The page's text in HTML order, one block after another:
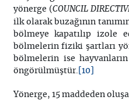
yönerge (COUNCIL
ilk olarak buzağının
bölmeye kapatılıp izole
bölmelerin fiziki şartları
bölmelerin ise
öngörülmüştür. [10]
Yönerge, 15 maddeden